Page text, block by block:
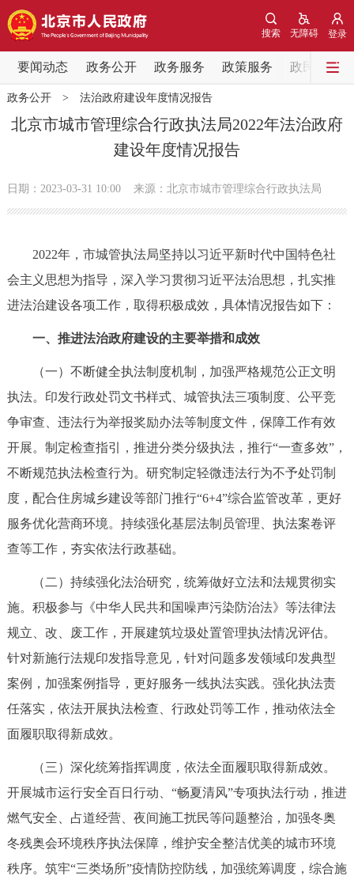
登录
无障碍
搜索
要闻动态 政务公开 政务服务 政策服务 政民互动
要闻动态
党中央精神 国务院信息
会议信息
市领导 机构职能 政策服务
决策公开 专题公开
政务服务
个人服务 法人服务 部门服务
便民服务 利企服务 投资项目
中介服务 阳光政务
政民互动
12345网上接诉即办 我要咨询 我要建议
参与调查 在线访谈 图说互动
走进北京
多语种
政务公开> 法治政府建设年度情况报告
​北京市城市管理综合行政执法局2022年法治政府
建设年度情况报告
日期：2023-03-31 10:00 来源：​北京市城市管理综合行政执法局
2022年，市城管执法局坚持以习近平新时代中国特色社
会主义思想为指导，深入学习贯彻习近平法治思想，扎实推
进法治建设各项工作，取得积极成效，具体情况报告如下：
一、推进法治政府建设的主要举措和成效
（一）不断健全执法制度机制，加强严格规范公正文明
执法。印发行政处罚文书样式、城管执法三项制度、公平竞
争审查、违法行为举报奖励办法等制度文件，保障工作有效
开展。制定检查指引，推进分类分级执法，推行“一查多效”，
不断规范执法检查行为。研究制定轻微违法行为不予处罚制
度，配合住房城乡建设等部门推行“6+4”综合监管改革，更好
服务优化营商环境。持续强化基层法制员管理、执法案卷评
查等工作，夯实依法行政基础。
（二）持续强化法治研究，统筹做好立法和法规贯彻实
施。积极参与《中华人民共和国噪声污染防治法》等法律法
规立、改、废工作，开展建筑垃圾处置管理执法情况评估。
针对新施行法规印发指导意见，针对问题多发领域印发典型
案例，加强案例指导，更好服务一线执法实践。强化执法责
任落实，依法开展执法检查、行政处罚等工作，推动依法全
面履职取得新成效。
（三）深化统筹指挥调度，依法全面履职取得新成效。
开展城市运行安全百日行动、“畅夏清风”专项执法行动，推进
燃气安全、占道经营、夜间施工扰民等问题整治，加强冬奥
冬残奥会环境秩序执法保障，维护安全整洁优美的城市环境
秩序。筑牢“三类场所”疫情防控防线，加强统筹调度，综合施